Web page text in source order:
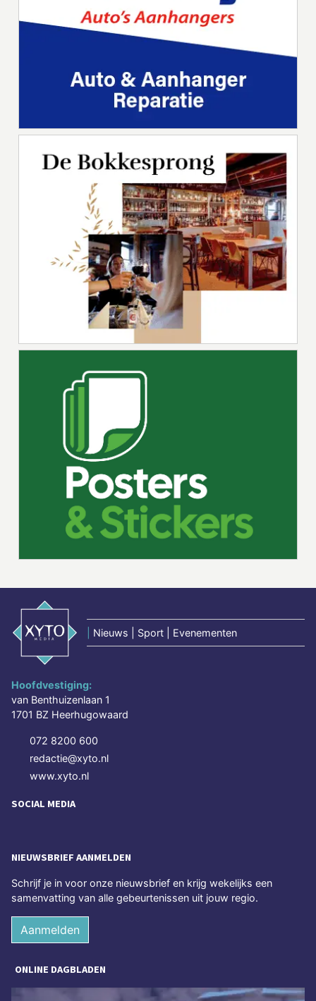
Nieuws | Sport | Evenementen
Hoofdvestiging:
van Benthuizenlaan 1
1701 BZ Heerhugowaard
072 8200 600
redactie@xyto.nl
www.xyto.nl
SOCIAL MEDIA
NIEUWSBRIEF AANMELDEN
Schrijf je in voor onze nieuwsbrief en krijg wekelijks een
samenvatting van alle gebeurtenissen uit jouw regio.
Aanmelden
ONLINE DAGBLADEN